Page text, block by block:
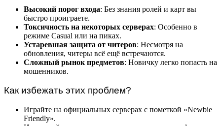
Высокий порог входа: Без знания ролей и карт вы
быстро проиграете.
Токсичность на некоторых серверах: Особенно в
режиме Casual или на пиках.
Устаревшая защита от читеров: Несмотря на
обновления, читеры всё ещё встречаются.
Сложный рынок предметов: Новичку легко попасть на
мошенников.
Как избежать этих проблем?
Играйте на официальных серверах с пометкой «Newbie
Friendly».